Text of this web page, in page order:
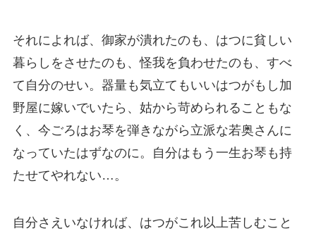
それによれば、御家が潰れたのも、はつに貧しい
暮らしをさせたのも、怪我を負わせたのも、すべ
て自分のせい。器量も気立てもいいはつがもし加
野屋に嫁いでいたら、姑から苛められることもな
く、今ごろはお琴を弾きながら立派な若奥さんに
なっていたはずなのに。自分はもう一生お琴も持
たせてやれない…。
自分さえいなければ、はつがこれ以上苦しむこと